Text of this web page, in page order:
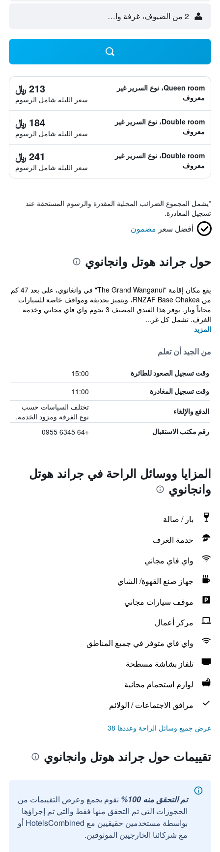
2 من الضيوف، غرفة واحدة
Queen room، نوع السرير غير
معروف
213 ﷼
سعر الليلة شامل الرسوم
Double room، نوع السرير غير
معروف
184 ﷼
سعر الليلة شامل الرسوم
Double room، نوع السرير غير
معروف
241 ﷼
سعر الليلة شامل الرسوم
*يشمل المجموع الضرائب المحلية المقدرة والرسوم المستحقة عند
تسجيل المغادرة.
أفضل سعر مضمون
حول جراند هوتل وانجانوي
يقع مكان إقامة "The Grand Wanganui" في وانغانوي، على بعد 47 كم
من RNZAF Base Ohakea، ويتميز بحديقة ومواقف خاصة للسيارات
مجاناً وبار. يوفر هذا الفندق المصنف 3 نجوم واي فاي مجاني وخدمة
الغرف. تشمل كل غر...
المزيد
من الجيد أن تعلم
وقت تسجيل الصعود للطائرة 15:00
وقت تسجيل المغادرة 11:00
الدفع والإلغاء
تختلف السياسات حسب
نوع الغرفة ومزود الخدمة.
رقم مكتب الاستقبال +64 6345 0955
المزايا ووسائل الراحة في جراند هوتل
وانجانوي
بار / صالة
خدمة الغرف
واي فاي مجاني
جهاز صنع القهوة/ الشاي
موقف سيارات مجاني
مركز أعمال
واي فاي متوفر في جميع المناطق
تلفاز بشاشة مسطحة
لوازم استحمام مجانية
مرافق الاجتماعات / الولائم
عرض جميع وسائل الراحة وعددها 38
تقييمات حول جراند هوتل وانجانوي
تم التحقق منه 100%
نقوم بجمع وعرض التقييمات من
الحجوزات التي تم التحقق منها فقط والتي تم إجراؤها
بواسطة مستخدمين حقيقيين مع HotelsCombined أو
مع شركائنا الخارجيين الموثوقين.